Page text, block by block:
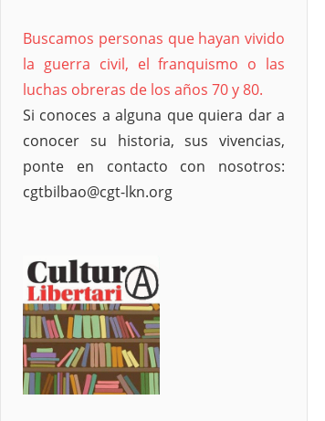
Buscamos personas que hayan vivido
la guerra civil, el franquismo o las
luchas obreras de los años 70 y 80.
Si conoces a alguna que quiera dar a
conocer su historia, sus vivencias,
ponte en contacto con nosotros:
cgtbilbao@cgt-lkn.org